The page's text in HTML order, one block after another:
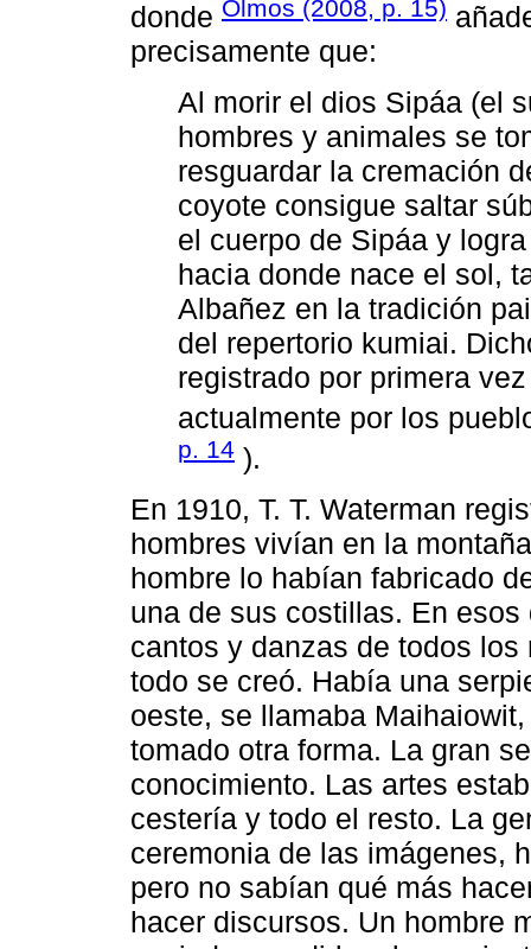
donde Olmos (2008, p. 15)
precisamente que:
Al morir el dios Sipáa (el
hombres y animales se
resguardar la cremación
coyote consigue saltar
el cuerpo de Sipáa y
hacia donde nace el sol,
Albañez en la tradición
del repertorio kumiai.
registrado por primera
actualmente por los
p. 14 ).
En 1910, T. T. Waterman
hombres vivían en la
hombre lo habían fabricado
una de sus costillas. En
cantos y danzas de todos
todo se creó. Había una
oeste, se llamaba
tomado otra forma. La gran
conocimiento. Las artes
cestería y todo el resto. La
ceremonia de las imágenes,
pero no sabían qué más
hacer discursos. Un hombre